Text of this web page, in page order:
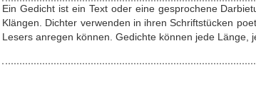
Ein Gedicht ist ein Text oder eine gesprochene
Klängen. Dichter verwenden in ihren Schriftstücken
Lesers anregen können. Gedichte können jede Länge,